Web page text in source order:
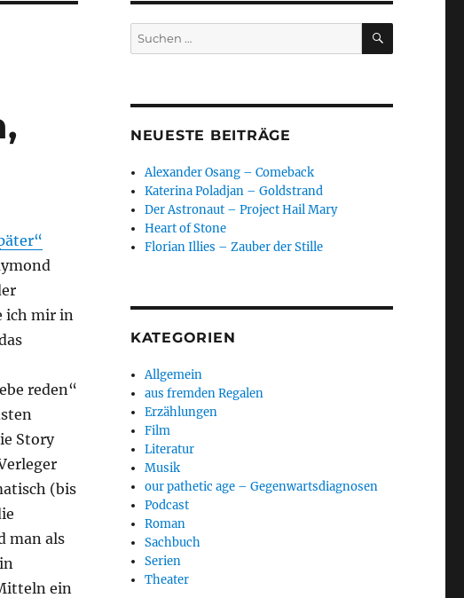
ich mir in
reden“
Story
(bis
man als
ein
Suchen
nach:
SUCHEN
NEUESTE BEITRÄGE
Alexander Osang – Comeback
Katerina Poladjan – Goldstrand
Der Astronaut – Project Hail Mary
Heart of Stone
Florian Illies – Zauber der Stille
KATEGORIEN
Allgemein
aus fremden Regalen
Erzählungen
Film
Literatur
Musik
our pathetic age – Gegenwartsdiagnosen
Podcast
Roman
Sachbuch
Serien
Theater